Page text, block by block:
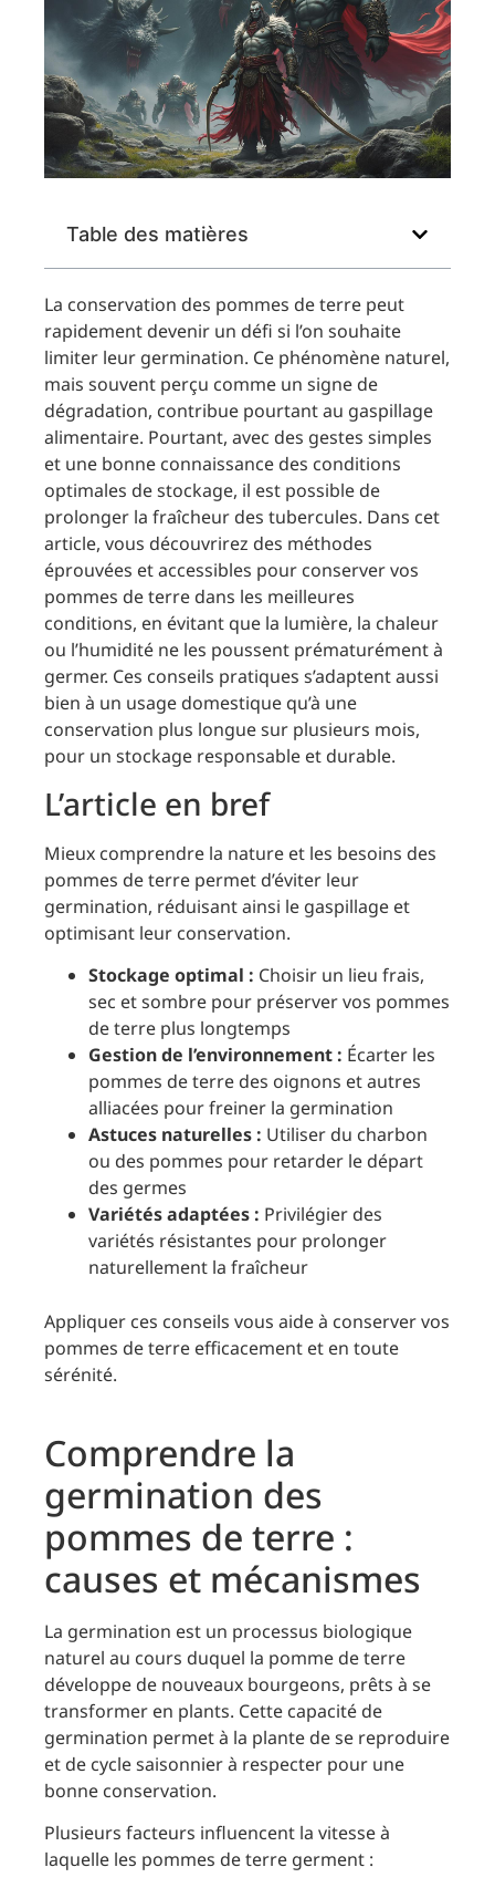
Table des matières
La conservation des pommes de terre peut
rapidement devenir un défi si l’on souhaite
limiter leur germination. Ce phénomène naturel,
mais souvent perçu comme un signe de
dégradation, contribue pourtant au gaspillage
alimentaire. Pourtant, avec des gestes simples
et une bonne connaissance des conditions
optimales de stockage, il est possible de
prolonger la fraîcheur des tubercules. Dans cet
article, vous découvrirez des méthodes
éprouvées et accessibles pour conserver vos
pommes de terre dans les meilleures
conditions, en évitant que la lumière, la chaleur
ou l’humidité ne les poussent prématurément à
germer. Ces conseils pratiques s’adaptent aussi
bien à un usage domestique qu’à une
conservation plus longue sur plusieurs mois,
pour un stockage responsable et durable.
L’article en bref
Mieux comprendre la nature et les besoins des
pommes de terre permet d’éviter leur
germination, réduisant ainsi le gaspillage et
optimisant leur conservation.
Stockage optimal : Choisir un lieu frais,
sec et sombre pour préserver vos pommes
de terre plus longtemps
Gestion de l’environnement : Écarter les
pommes de terre des oignons et autres
alliacées pour freiner la germination
Astuces naturelles : Utiliser du charbon
ou des pommes pour retarder le départ
des germes
Variétés adaptées : Privilégier des
variétés résistantes pour prolonger
naturellement la fraîcheur
Appliquer ces conseils vous aide à conserver vos
pommes de terre efficacement et en toute
sérénité.
Comprendre la
germination des
pommes de terre :
causes et mécanismes
La germination est un processus biologique
naturel au cours duquel la pomme de terre
développe de nouveaux bourgeons, prêts à se
transformer en plants. Cette capacité de
germination permet à la plante de se reproduire
et de cycle saisonnier à respecter pour une
bonne conservation.
Plusieurs facteurs influencent la vitesse à
laquelle les pommes de terre germent :